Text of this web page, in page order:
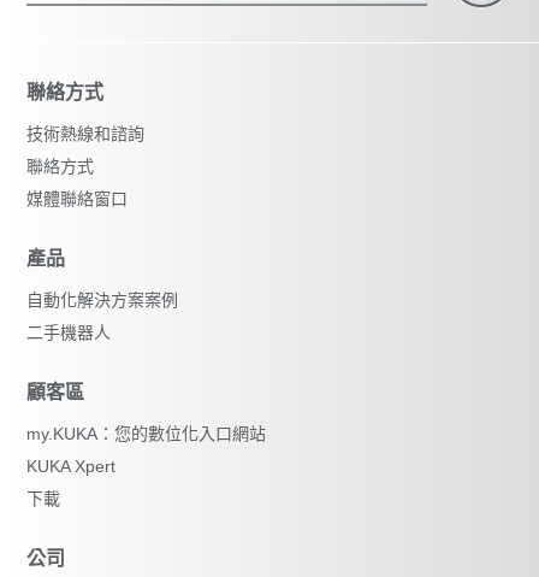
聯絡方式
技術熱線和諮詢
聯絡方式
媒體聯絡窗口
產品
自動化解決方案案例
二手機器人
顧客區
my.KUKA：您的數位化入口網站
KUKA Xpert
下載
公司